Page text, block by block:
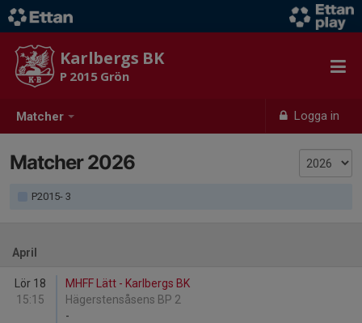
Matcher Logga in
Karlbergs BK
P 2015 Grön
Matcher 2026
P2015- 3
April
Lör 18
15:15
MHFF Lätt - Karlbergs BK
Hägerstensåsens BP 2
-